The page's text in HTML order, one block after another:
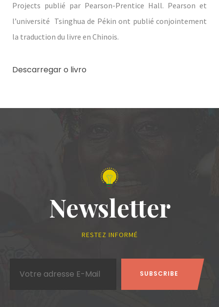
Projects publié par Pearson-Prentice Hall. Pearson et
l’université Tsinghua de Pékin ont publié conjointement
la traduction du livre en Chinois.
Descarregar o livro
Newsletter
RESTEZ INFORMÉ